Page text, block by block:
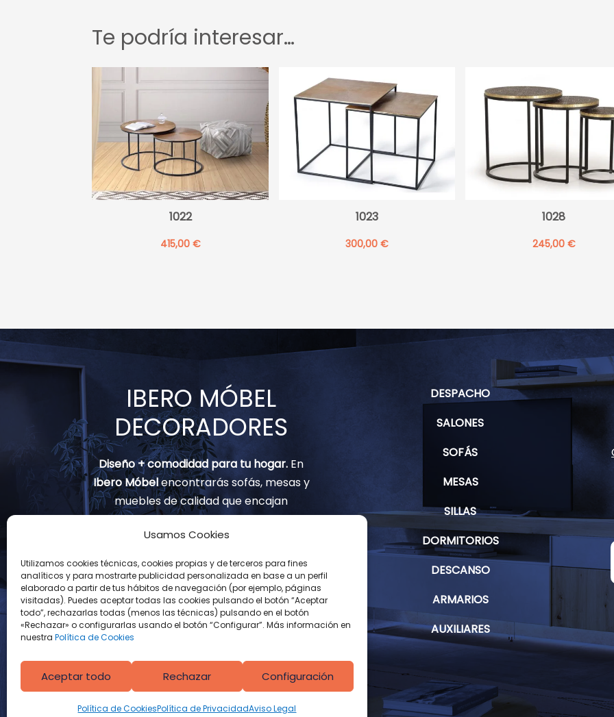
Usamos Cookies
Utilizamos cookies técnicas, cookies propias y de terceros para fines
analíticos y para mostrarte publicidad personalizada en base a un perfil
elaborado a partir de tus hábitos de navegación (por ejemplo, páginas
visitadas). Puedes aceptar todas las cookies pulsando el botón “Aceptar
todo”, rechazarlas todas (menos las técnicas) pulsando en el botón
«Rechazar» o configurarlas usando el botón “Configurar”. Más información en
nuestra Política de Cookies
Aceptar todo Rechazar Configuración
Política de CookiesPolítica de PrivacidadAviso Legal
Te podría interesar…
1022
415,00 €
1023
300,00€
1028
245,00 €
IBERO MÓBEL
DECORADORES
Diseño + comodidad para tu hogar. En
Ibero Móbelencontrarás sofás, mesas y
muebles de calidad que encajan
contigo.
info@muebles-iberomobel.com
Avenida Real de Pinto, 126
28021 Madrid
DESPACHO
SALONES
SOFÁS
MESAS
SILLAS
DORMITORIOS
DESCANSO
ARMARIOS
AUXILIARES